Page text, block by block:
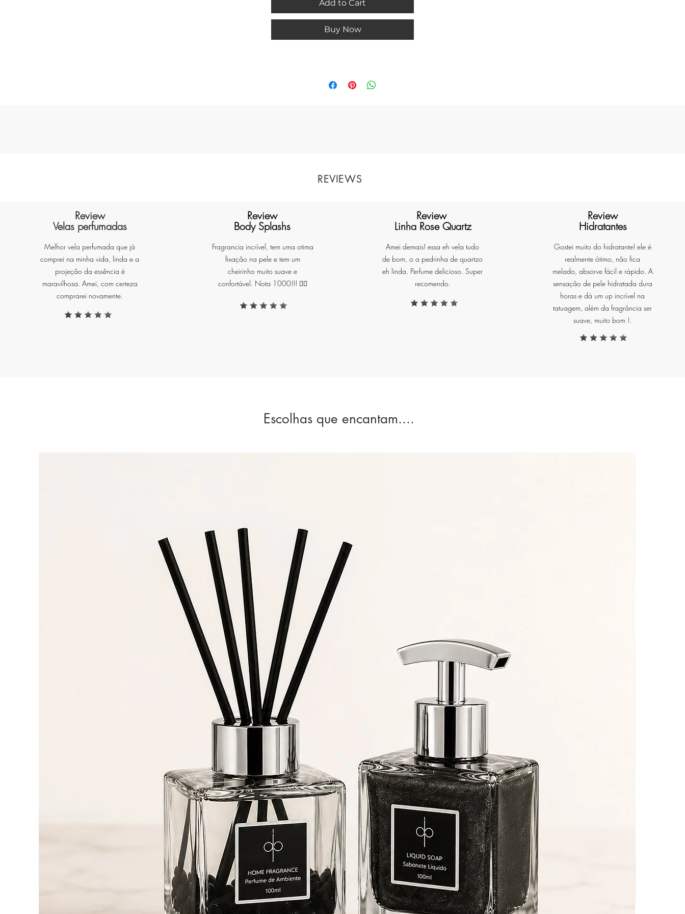
Add to Cart
Buy Now
REVIEWS
Review
Velas perfumadas
Melhor vela perfumada que já
comprei na minha vida, linda e a
projeção da essência é
maravilhosa. Amei, com certeza
comprarei novamente.
Review
Body Splashs
Fragrancia incrível, tem uma otima
fixação na pele e tem um
cheirinho muito suave e
confortável. Nota 1000!!! ❤️‍🔥
Review
Linha Rose Quartz
Amei demais! essa eh vela tudo
de bom, o a pedrinha de quartzo
eh linda. Perfume delicioso. Super
recomendo.
Review
Hidratantes
Gostei muito do hidratante! ele é
realmente ótimo, não fica
melado, absorve fácil e rápido. A
sensação de pele hidratada dura
horas e dá um up incrível na
tatuagem, além da fragrância ser
suave, muito bom !.
Escolhas que encantam....